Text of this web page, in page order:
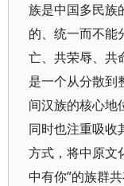
族是中国多民族
的、统一而不能
亡、共荣辱、共
是一个从分散到
间汉族的核心地
同时也注重吸收
方式，将中原文
中有你”的族群